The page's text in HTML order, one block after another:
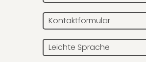
Kontaktformular
Leichte Sprache